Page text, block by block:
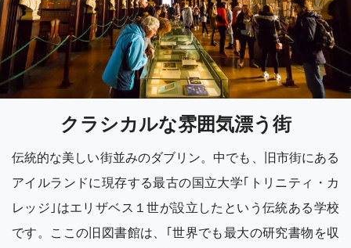
クラシカルな雰囲気漂う街
伝統的な美しい街並みのダブリン。中でも、旧市街にある
アイルランドに現存する最古の国立大学｢トリニティ・カ
レッジ｣はエリザベス１世が設立したという伝統ある学校
です。ここの旧図書館は、｢世界でも最大の研究書物を収